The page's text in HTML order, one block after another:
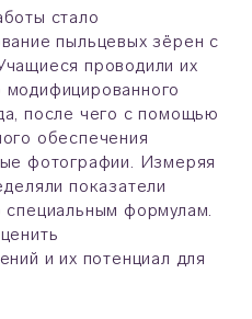
стало
пыльцевых зёрен с
проводили их
после чего с помощью
обеспечения
фотографии. Измеряя
показатели
формулам.
и их потенциал для